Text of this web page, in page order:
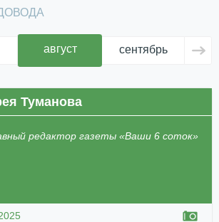
август сентябрь
Туманова
редактор газеты «Ваши 6 соток»